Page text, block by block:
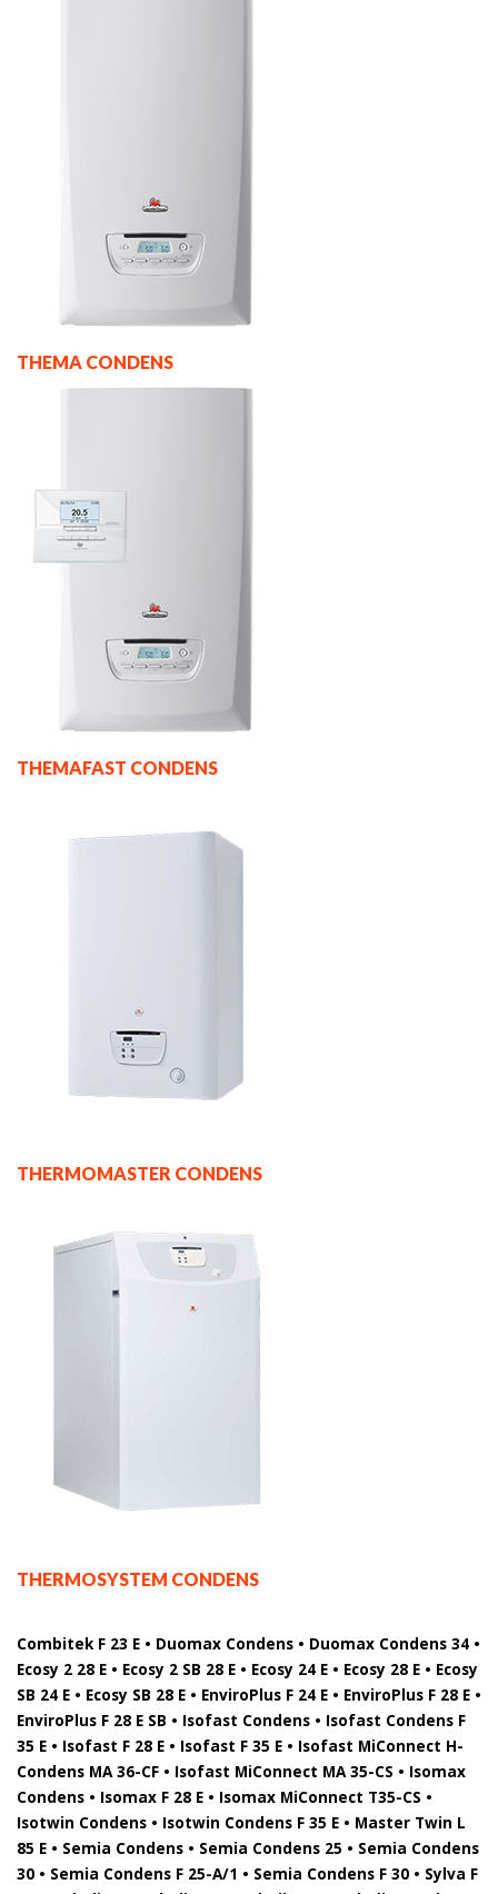
THEMA CONDENS
THEMAFAST CONDENS
THERMOMASTER CONDENS
THERMOSYSTEM CONDENS
Combitek F 23 E • Duomax Condens • Duomax Condens 34 •
Ecosy 2 28 E • Ecosy 2 SB 28 E • Ecosy 24 E • Ecosy 28 E • Ecosy
SB 24 E • Ecosy SB 28 E • EnviroPlus F 24 E • EnviroPlus F 28 E •
EnviroPlus F 28 E SB • Isofast Condens • Isofast Condens F
35 E • Isofast F 28 E • Isofast F 35 E • Isofast MiConnect H-
Condens MA 36-CF • Isofast MiConnect MA 35-CS • Isomax
Condens • Isomax F 28 E • Isomax MiConnect T35-CS •
Isotwin Condens • Isotwin Condens F 35 E • Master Twin L
85 E • Semia Condens • Semia Condens 25 • Semia Condens
30 • Semia Condens F 25-A/1 • Semia Condens F 30 • Sylva F